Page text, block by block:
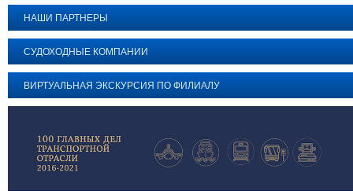
НАШИ ПАРТНЕРЫ
СУДОХОДНЫЕ КОМПАНИИ
ВИРТУАЛЬНАЯ ЭКСКУРСИЯ ПО ФИЛИАЛУ